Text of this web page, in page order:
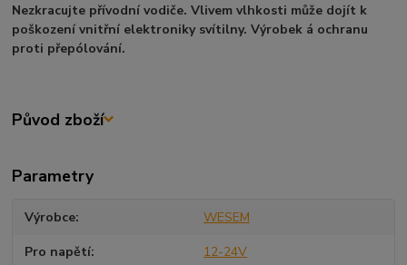
Nezkracujte přívodní vodiče. Vlivem vlhkosti může dojít k
poškození vnitřní elektroniky svítilny. Výrobek á ochranu
proti přepólování.
Původ zboží
Parametry
Výrobce WESEM
Pro napětí 12-24V